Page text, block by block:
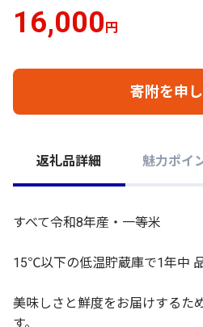
16,000 円
寄附を申
返礼品詳細 魅力ポイ
すべて令和8年産・一等米
15℃以下の低温貯蔵庫で1年中
美味しさと鮮度をお届けするた
す。